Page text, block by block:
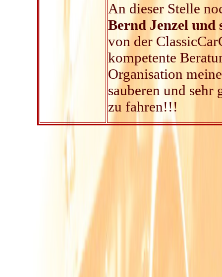
An dieser Stelle
Bernd Jenzel und
von der
kompetente
Organisation
sauberen und sehr
zu fahren!!!